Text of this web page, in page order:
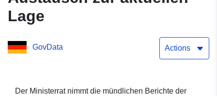
Lage
GovData Actions
Der Ministerrat nimmt die mündlichen Berichte der